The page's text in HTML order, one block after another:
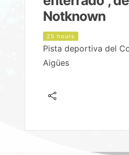
Notknown
25 hours
Pista deportiva del
Aigües